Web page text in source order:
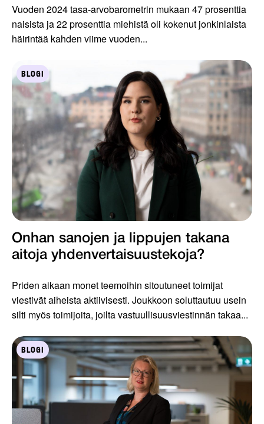
Vuoden 2024 tasa-arvobarometrin mukaan 47 prosenttia
naisista ja 22 prosenttia miehistä oli kokenut jonkinlaista
häirintää kahden viime vuoden...
BLOGI
Onhan sanojen ja lippujen takana
aitoja yhdenvertaisuustekoja?
Priden aikaan monet teemoihin sitoutuneet toimijat
viestivät aiheista aktiivisesti. Joukkoon soluttautuu usein
silti myös toimijoita, joilta vastuullisuusviestinnän takaa...
BLOGI